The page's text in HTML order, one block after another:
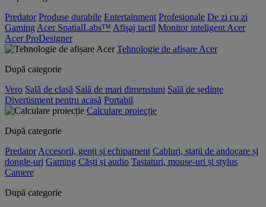
Predator Produse durabile Entertainment Profesionale De zi cu zi
Gaming Acer SpatialLabs™ Afişaj tactil Monitor inteligent Acer
Acer ProDesigner
Tehnologie de afișare Acer
După categorie
Vero Sală de clasă Sală de mari dimensiuni Sală de ședințe
Divertisment pentru acasă Portabil
Calculare proiecție
După categorie
Predator Accesorii, genți și echipament Cabluri, stații de andocare și
dongle-uri Gaming Căști și audio Tastaturi, mouse-uri și stylus
Camere
După categorie